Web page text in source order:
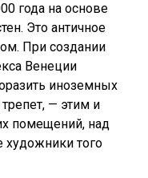
года на основе
Это античное
При создании
Венеции
иноземных
— этим и
помещений, над
художники того